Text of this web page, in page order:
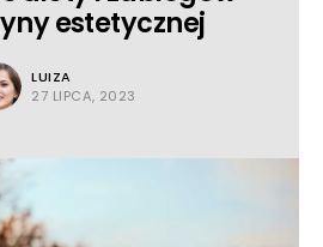
estetycznej
LUIZA
27 LIPCA, 2023